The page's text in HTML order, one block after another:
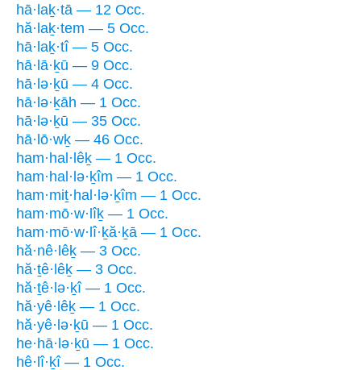
hā·laḵ·tā — 12 Occ.
hă·laḵ·tem — 5 Occ.
hā·laḵ·tî — 5 Occ.
hā·lā·ḵū — 9 Occ.
hā·lə·ḵū — 4 Occ.
hā·lə·ḵāh — 1 Occ.
hā·lə·ḵū — 35 Occ.
hā·lō·wḵ — 46 Occ.
ham·hal·lêḵ — 1 Occ.
ham·hal·lə·ḵîm — 1 Occ.
ham·miṯ·hal·lə·ḵîm — 1 Occ.
ham·mō·w·lîḵ — 1 Occ.
ham·mō·w·lî·ḵă·ḵā — 1 Occ.
hă·nê·lêḵ — 3 Occ.
hă·ṯê·lêḵ — 3 Occ.
hă·ṯê·lə·ḵî — 1 Occ.
hă·yê·lêḵ — 1 Occ.
hă·yê·lə·ḵū — 1 Occ.
he·hā·lə·ḵū — 1 Occ.
hê·lî·ḵî — 1 Occ.